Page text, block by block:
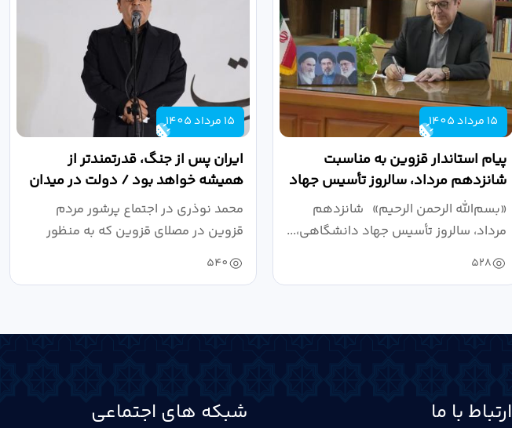
15 مرداد 1405
پیام استاندار قزوین به مناسبت
شانزدهم مرداد، سالروز تأسیس جهاد
دانشگاهی
«بسم‌الله الرحمن الرحیم» شانزدهم
مرداد، سالروز تأسیس جهاد دانشگاهی،...
528
15 مرداد 1405
ایران پس از جنگ، قدرتمندتر از
همیشه خواهد بود / دولت در میدان
نبرد اقتصادی،...
محمد نوذری در اجتماع پرشور مردم
قزوین در مصلای قزوین که به منظور
خون‌خواهی...
540
ارتباط با ما شبکه های اجتماعی